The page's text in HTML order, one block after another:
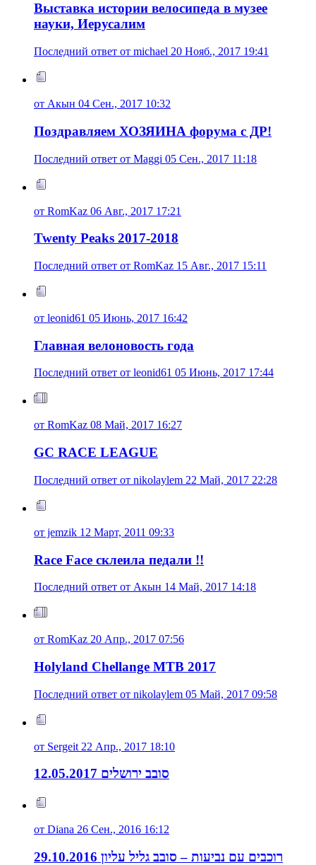
Выставка истории велосипеда в музее
науки, Иерусалим
Последний ответ от michael 20 Нояб., 2017 19:41
от Акын 04 Сен., 2017 10:32
Поздравляем ХОЗЯИНА форума с ДР!
Последний ответ от Maggi 05 Сен., 2017 11:18
от RomKaz 06 Авг., 2017 17:21
Twenty Peaks 2017-2018
Последний ответ от RomKaz 15 Авг., 2017 15:11
от leonid61 05 Июнь, 2017 16:42
Главная велоновость года
Последний ответ от leonid61 05 Июнь, 2017 17:44
от RomKaz 08 Май, 2017 16:27
GC RACE LEAGUE
Последний ответ от nikolaylem 22 Май, 2017 22:28
от jemzik 12 Март, 2011 09:33
Race Face склеила педали !!
Последний ответ от Акын 14 Май, 2017 14:18
от RomKaz 20 Апр., 2017 07:56
Holyland Chellange MTB 2017
Последний ответ от nikolaylem 05 Май, 2017 09:58
от Sergeit 22 Апр., 2017 18:10
סובב ירושלים 12.05.2017
от Diana 26 Сен., 2016 16:12
רוכבים עם נביעות – סובב גליל עליון 29.10.2016